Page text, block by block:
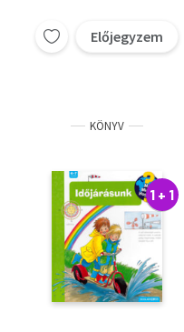
Előjegyzem
KÖNYV
1 + 1